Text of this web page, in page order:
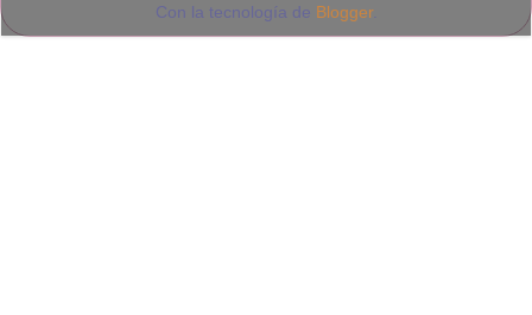
Con la tecnología de Blogger.